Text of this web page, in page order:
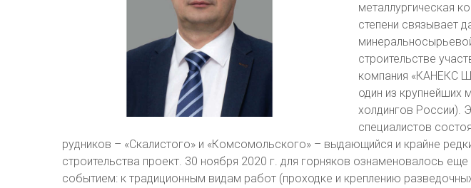
металлургическая
степени связывает
строительстве
компания «КАНЕКС
один из крупнейших
холдингов России).
специалистов
рудников – «Скалистого» и «Комсомольского» – выдающийся и крайне
строительства проект. 30 ноября 2020 г. для горняков ознаменовалось
событием: к традиционным видам работ (проходке и креплению